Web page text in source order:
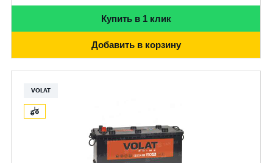
Купить в 1 клик
Добавить в корзину
VOLAT